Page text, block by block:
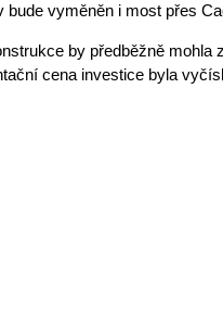
bude vyměněn i most přes
by předběžně mohla
cena investice byla